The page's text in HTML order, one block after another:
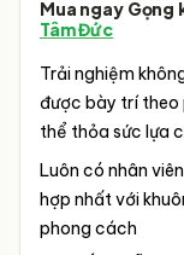
Mua ngay Gọng
Tâm Đức
Trải nghiệm
được bày trí theo
thể thỏa sức lựa
Luôn có nhân
hợp nhất với
phong cách